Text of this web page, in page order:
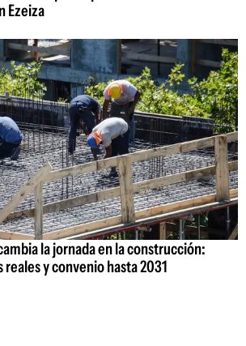
Ezeiza
la jornada en la construcción:
reales y convenio hasta 2031